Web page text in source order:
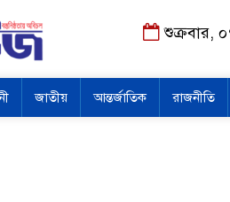
শুক্রবার,
জাতীয় আন্তর্জাতিক রাজনীতি